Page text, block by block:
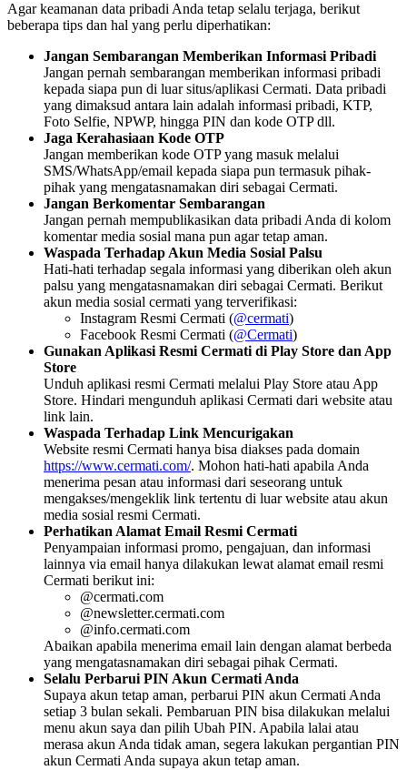
Agar keamanan data pribadi Anda tetap selalu terjaga, berikut
beberapa tips dan hal yang perlu diperhatikan:
Jangan Sembarangan Memberikan Informasi Pribadi
Jangan pernah sembarangan memberikan informasi pribadi
kepada siapa pun di luar situs/aplikasi Cermati. Data pribadi
yang dimaksud antara lain adalah informasi pribadi, KTP,
Foto Selfie, NPWP, hingga PIN dan kode OTP dll.
Jaga Kerahasiaan Kode OTP
Jangan memberikan kode OTP yang masuk melalui
SMS/WhatsApp/email kepada siapa pun termasuk pihak-
pihak yang mengatasnamakan diri sebagai Cermati.
Jangan Berkomentar Sembarangan
Jangan pernah mempublikasikan data pribadi Anda di kolom
komentar media sosial mana pun agar tetap aman.
Waspada Terhadap Akun Media Sosial Palsu
Hati-hati terhadap segala informasi yang diberikan oleh akun
palsu yang mengatasnamakan diri sebagai Cermati. Berikut
akun media sosial cermati yang terverifikasi:
Instagram Resmi Cermati (@cermati)
Facebook Resmi Cermati (@Cermati)
Gunakan Aplikasi Resmi Cermati di Play Store dan App
Store
Unduh aplikasi resmi Cermati melalui Play Store atau App
Store. Hindari mengunduh aplikasi Cermati dari website atau
link lain.
Waspada Terhadap Link Mencurigakan
Website resmi Cermati hanya bisa diakses pada domain
https://www.cermati.com/. Mohon hati-hati apabila Anda
menerima pesan atau informasi dari seseorang untuk
mengakses/mengeklik link tertentu di luar website atau akun
media sosial resmi Cermati.
Perhatikan Alamat Email Resmi Cermati
Penyampaian informasi promo, pengajuan, dan informasi
lainnya via email hanya dilakukan lewat alamat email resmi
Cermati berikut ini:
@cermati.com
@newsletter.cermati.com
@info.cermati.com
Abaikan apabila menerima email lain dengan alamat berbeda
yang mengatasnamakan diri sebagai pihak Cermati.
Selalu Perbarui PIN Akun Cermati Anda
Supaya akun tetap aman, perbarui PIN akun Cermati Anda
setiap 3 bulan sekali. Pembaruan PIN bisa dilakukan melalui
menu akun saya dan pilih Ubah PIN. Apabila lalai atau
merasa akun Anda tidak aman, segera lakukan pergantian PIN
akun Cermati Anda supaya akun tetap aman.